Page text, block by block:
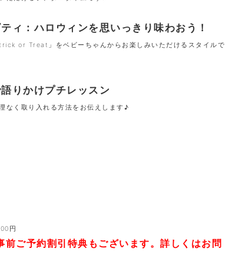
ィ：ハロウィンを思いっきり味わおう ！
or Treat」をベビーちゃんからお楽しみいただけるスタイルで
りかけプチレッスン
なく取り入れる方法をお伝えします♪
円
ご予約割引特典もございます。詳しくはお問